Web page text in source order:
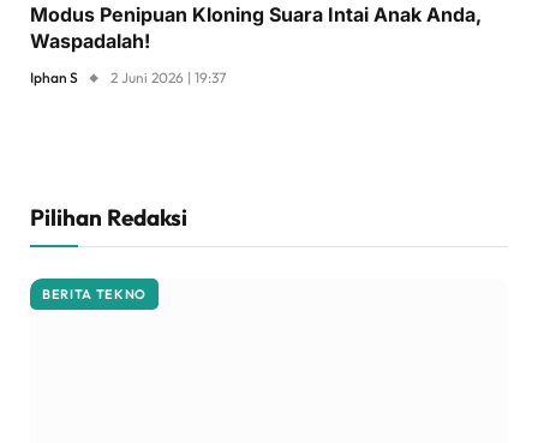
Modus Penipuan Kloning Suara Intai Anak Anda,
Waspadalah!
Iphan S 2 Juni 2026 | 19:37
Pilihan Redaksi
BERITA TEKNO